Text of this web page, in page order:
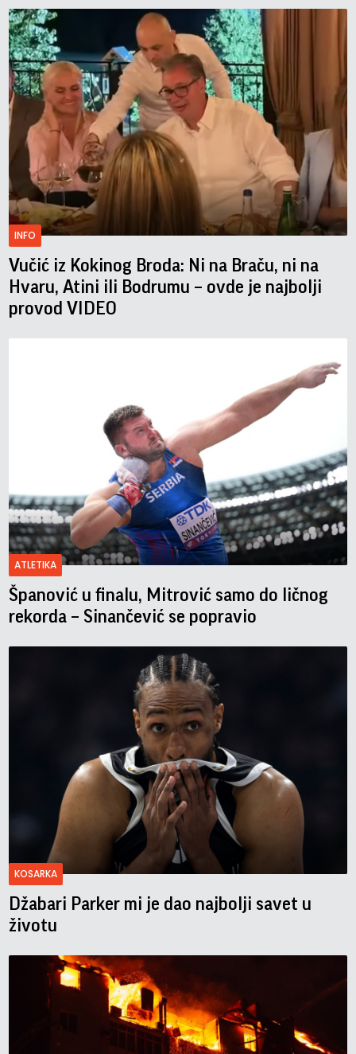
INFO
Vučić iz Kokinog Broda: Ni na Braču, ni na
Hvaru, Atini ili Bodrumu – ovde je najbolji
provod VIDEO
ATLETIKA
Španović u finalu, Mitrović samo do ličnog
rekorda – Sinančević se popravio
KOSARKA
Džabari Parker mi je dao najbolji savet u
životu